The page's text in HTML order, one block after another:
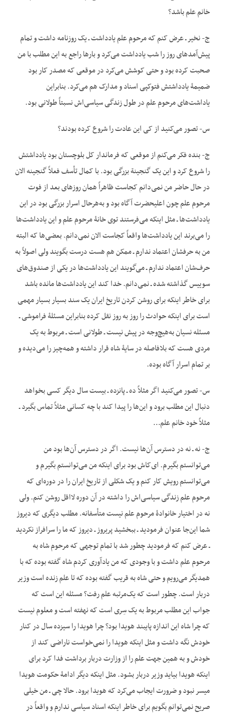
خانم علم باشد؟
ج- نخیر ـ عرض کنم که مرحوم علم یادداشت ـ یک روزنامه داشت و تمام
پیش‌آمدهای روز را شب یادداشت می‌کرد و بارها راجع به این مطلب با من
صحبت کرده بود و حتی کوشش می‌کرد در موقعی که مصدر کار بود
ضمیمۀ یادداشتش فتوکپی اسناد و مدارک هم می‌کرد. بنابراین
یاداشت‌های مرحوم علم در طول زندگی سیاسی‌اش نسبتاً طولانی بود.
س- تصور می‌کنید از کی این عادت را شروع کرده بودند؟
ج- بنده فکر می‌کنم از موقعی که فرماندار کل بلوچستان بود یادداشتش
را شروع کرد و این یک گنجینة بزرگی بود. با کمال تأسف فعلاً گنجینه الان
در حال حاضر من نمی‌دانم کجاست ظاهراً همان روزهای بعد از فوت
مرحوم علم چون اعلی‏حضرت آگاه بود و به‌هرحال اسرار بزرگی بود در این
یادداشت‌ها ـ مثل این‏که می‌فرستند توی خانۀ مرحوم علم و این یادداشت‌ها
را می‌برند این یادداشت‌ها واقعاً کجاست الان نمی‌دانم. بعضی‌ها که البته
من به حرفشان اعتماد ندارم ـ ممکن هم هست درست بگویند ولی اصولاً به
حرف‌شان اعتماد ندارم ـ می‌گویند این یادداشت‌ها در یکی از صندوق‌های
سوییس گذاشته شده ـ نمی‌دانم. خدا کند این یادداشت‌ها مانده باشد
برای خاطر این‏که برای روشن کردن تاریخ ایران یک سند بسیار بسیار مهمی
است برای این‏که حوادث را روز به روز نقل کرده بنابراین مسئلۀ فراموشی ـ
مسئله نسیان به‌هیچ‌وجه در پیش نیست ـ طولانی است ـ مربوط به یک
مردی هست که بلافاصله در سایۀ شاه قرار داشته و همه‌چیز را می‌دیده و
بر تمام اسرار آگاه بوده.
س- تصور می‌کنید اگر مثلاً ده ـ پانزده ـ بیست سال دیگر کسی بخواهد
دنبال این مطلب برود و این‌ها را پیدا کند با چه کسانی مثلاً تماس بگیرد ـ
مثلاً خود خانم علم…
ج- نه ـ نه در دسترس آن‌ها نیست. اگر در دسترس آن‌ها بود من
می‌توانستم بگیرم. ای‌کاش بود برای این‏که من می‌توانستم بگیرم و
می‌توانستم رویش کار کنم و یک شکلی از تاریخ ایران را در دوره‌ای که
مرحوم علم زندگی سیاسی‌اش را داشته در آن دوره لااقل روشن کنم. ولی
نه در اختیار خانوادۀ مرحوم علم نیست متأسفانه. مطلب دیگری که دیروز
شما این‌جا عنوان فرمودید ـ ببخشید پریروز ـ دیروز که ما را سرافراز نکردید
ـ عرض کنم که فرمودید چطور شد با تمام توجهی که مرحوم شاه به
مرحوم علم داشت و با وجودی که من یادآوری کردم شاه گفته بوده که با
همدیگر می‌رویم و حتی شاه به قریب گفته بوده که تا علم زنده است وزیر
دربار است. چطور است که یک‌مرتبه علم رفت؟ مسئله این است که
جواب این مطلب مربوط به یک سِری است که نهفته است و معلوم نیست
که چرا شاه این اندازه پایبند هویدا بود؟ چرا هویدا را سیزده سال در کنار
خودش نگه داشت و مثل این‏که هویدا را نمی‌خواست ناراضی کند از
خودش و به همین جهت علم را از وزارت دربار برداشت فدا کرد برای
این‏که هویدا بیاید وزیر دربار بشود. مثل این‏که دیگر ادامۀ حکومت هویدا
میسر نبود و ضرورت ایجاب می‌کرد که هویدا برود. حالا چی ـ من خیلی
صریح نمی‌توانم بگویم برای خاطر این‏که اسناد سیاسی ندارم و واقعاً در